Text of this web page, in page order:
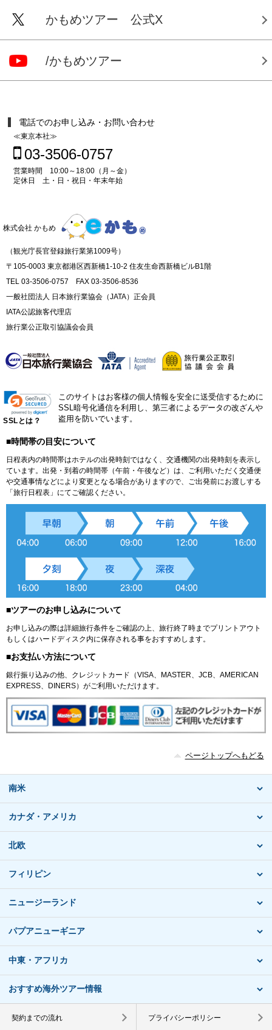
かもめツアー 公式X
/かもめツアー
電話でのお申し込み・お問い合わせ
≪東京本社≫
03-3506-0757
営業時間 10:00～18:00（月～金）
定休日 土・日・祝日・年末年始
株式会社 かもめ
（観光庁長官登録旅行業第1009号）
〒105-0003 東京都港区西新橋1-10-2 住友生命西新橋ビルB1階
TEL 03-3506-0757 FAX 03-3506-8536
一般社団法人 日本旅行業協会（JATA）正会員
IATA公認旅客代理店
旅行業公正取引協議会会員
SSLとは？
このサイトはお客様の個人情報を安全に送受信するために
SSL暗号化通信を利用し、第三者によるデータの改ざんや
盗用を防いでいます。
■時間帯の目安について
日程表内の時間帯はホテルの出発時刻ではなく、交通機関の出発時刻を表示し
ています。出発・到着の時間帯（午前・午後など）は、ご利用いただく交通便
や交通事情などにより変更となる場合がありますので、ご出発前にお渡しする
「旅行日程表」にてご確認ください。
■ツアーのお申し込みについて
お申し込みの際は詳細旅行条件をご確認の上、旅行終了時までプリントアウト
もしくはハードディスク内に保存される事をおすすめします。
■お支払い方法について
銀行振り込みの他、クレジットカード（VISA、MASTER、JCB、AMERICAN
EXPRESS、DINERS）がご利用いただけます。
ページトップへもどる
南米
カナダ・アメリカ
北欧
フィリピン
ニュージーランド
パプアニューギニア
中東・アフリカ
おすすめ海外ツアー情報
契約までの流れ プライバシーポリシー